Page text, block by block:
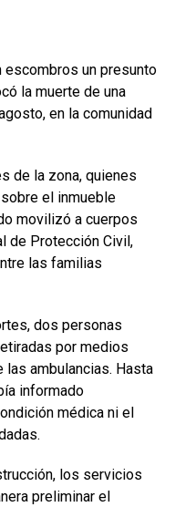
escombros un presunto
la muerte de una
en la comunidad
de la zona, quienes
el inmueble
movilizó a cuerpos
de Protección Civil,
las familias
dos personas
por medios
ambulancias. Hasta
informado
médica ni el
los servicios
preliminar el